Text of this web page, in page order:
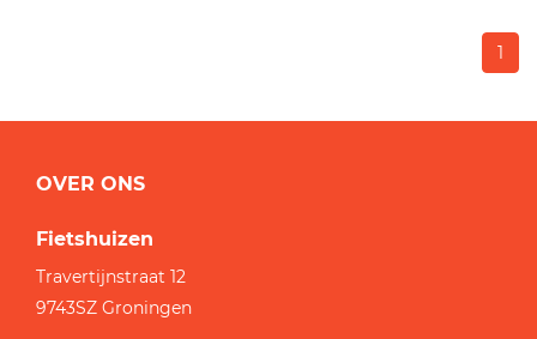
1
OVER ONS
Fietshuizen
Travertijnstraat 12
9743SZ Groningen